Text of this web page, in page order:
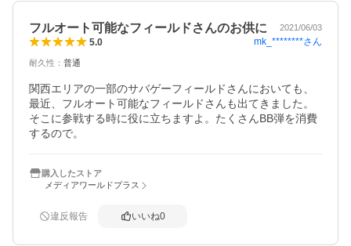
フルオート可能なフィールドさんのお供に 2021/06/03
5.0 mk_********さん
耐久性 ： 普通
関西エリアの一部のサバゲーフィールドさんにおいても、
最近、フルオート可能なフィールドさんも出てきました。
そこに参戦する時に役に立ちますよ。たくさんBB弾を消費
するので。
購入したストア
メディアワールドプラス
違反報告 いいね0